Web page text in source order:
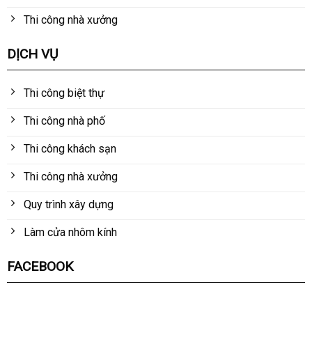
Thi công nhà xưởng
DỊCH VỤ
Thi công biệt thự
Thi công nhà phố
Thi công khách sạn
Thi công nhà xưởng
Quy trình xây dựng
Làm cửa nhôm kính
FACEBOOK